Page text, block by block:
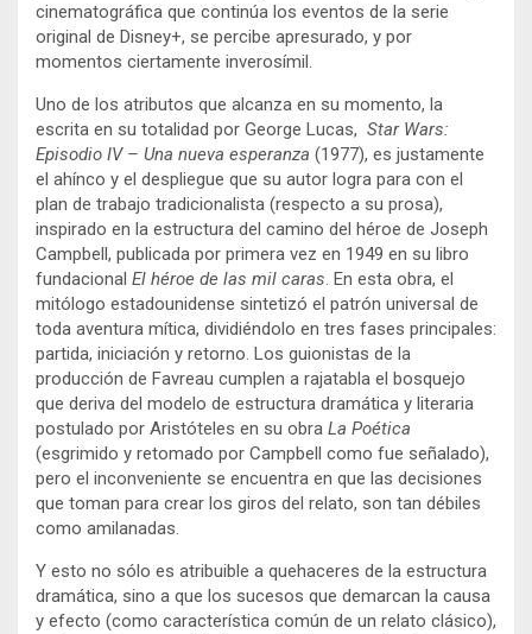
cinematográfica que continúa los eventos de la serie
original de Disney+, se percibe apresurado, y por
momentos ciertamente inverosímil.
Uno de los atributos que alcanza en su momento, la
escrita en su totalidad por George Lucas, Star Wars:
Episodio IV – Una nueva esperanza (1977), es justamente
el ahínco y el despliegue que su autor logra para con el
plan de trabajo tradicionalista (respecto a su prosa),
inspirado en la estructura del camino del héroe de Joseph
Campbell, publicada por primera vez en 1949 en su libro
fundacional El héroe de las mil caras. En esta obra, el
mitólogo estadounidense sintetizó el patrón universal de
toda aventura mítica, dividiéndolo en tres fases principales:
partida, iniciación y retorno. Los guionistas de la
producción de Favreau cumplen a rajatabla el bosquejo
que deriva del modelo de estructura dramática y literaria
postulado por Aristóteles en su obra La Poética
(esgrimido y retomado por Campbell como fue señalado),
pero el inconveniente se encuentra en que las decisiones
que toman para crear los giros del relato, son tan débiles
como amilanadas.
Y esto no sólo es atribuible a quehaceres de la estructura
dramática, sino a que los sucesos que demarcan la causa
y efecto (como característica común de un relato clásico),